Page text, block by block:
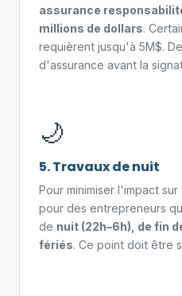
assurance
millions de dollars.
requièrent jusqu'à 5M$.
d'assurance avant la
🌙
5. Travaux de nuit
Pour minimiser l'impact
pour des entrepreneurs
de nuit (22h–6h), de fin
fériés. Ce point doit être